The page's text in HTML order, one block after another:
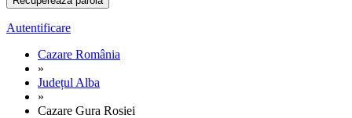
Autentificare
Cazare România
»
Județul Alba
»
Cazare Gura Rosiei